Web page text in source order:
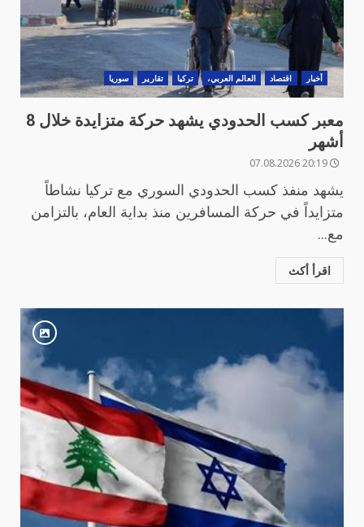
أخبار اقتصاد العالم العربي، تركيا تقارير سوريا
معبر كسب الحدودي يشهد حركة متزايدة خلال 8
أشهر
يشهد منفذ كسب الحدودي السوري مع تركيا نشاطاً
متزايداً في حركة المسافرين منذ بداية العام، بالتزامن
مع...
اقرأ أكث